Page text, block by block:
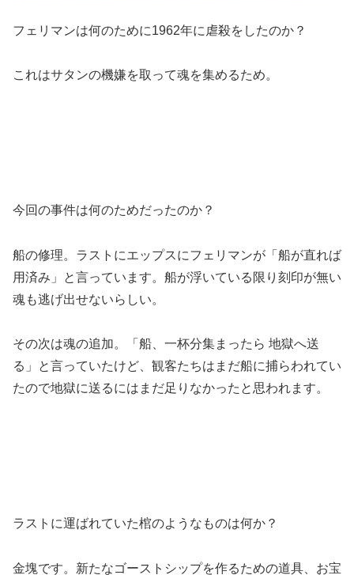
フェリマンは何のために1962年に虐殺をしたのか？
これはサタンの機嫌を取って魂を集めるため。
今回の事件は何のためだったのか？
船の修理。ラストにエップスにフェリマンが「船が直れば
用済み」と言っています。船が浮いている限り刻印が無い
魂も逃げ出せないらしい。
その次は魂の追加。「船、一杯分集まったら 地獄へ送
る」と言っていたけど、観客たちはまだ船に捕らわれてい
たので地獄に送るにはまだ足りなかったと思われます。
ラストに運ばれていた棺のようなものは何か？
金塊です。新たなゴーストシップを作るための道具、お宝